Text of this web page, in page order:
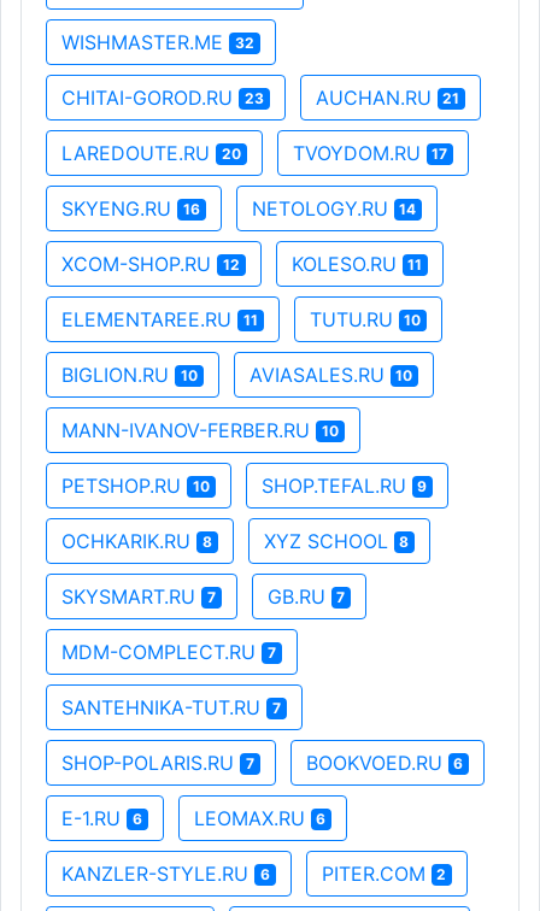
WISHMASTER.ME 32
CHITAI-GOROD.RU 23 AUCHAN.RU 21
LAREDOUTE.RU 20 TVOYDOM.RU 17
SKYENG.RU 16 NETOLOGY.RU 14
XCOM-SHOP.RU 12 KOLESO.RU 11
ELEMENTAREE.RU 11 TUTU.RU 10
BIGLION.RU 10 AVIASALES.RU 10
MANN-IVANOV-FERBER.RU 10
PETSHOP.RU 10 SHOP.TEFAL.RU 9
OCHKARIK.RU 8 XYZ SCHOOL 8
SKYSMART.RU 7 GB.RU 7
MDM-COMPLECT.RU 7
SANTEHNIKA-TUT.RU 7
SHOP-POLARIS.RU 7 BOOKVOED.RU 6
E-1.RU 6 LEOMAX.RU 6
KANZLER-STYLE.RU 6 PITER.COM 2